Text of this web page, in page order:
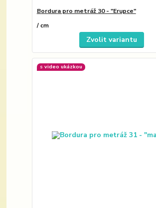
Bordura pro metráž 30 - "Erupce"
/cm
Zvolit variantu
s video ukázkou